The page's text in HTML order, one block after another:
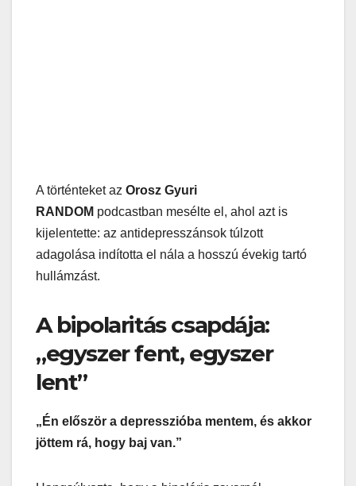
A történteket az Orosz Gyuri
RANDOM podcastban mesélte el, ahol azt is
kijelentette: az antidepresszánsok túlzott
adagolása indította el nála a hosszú évekig tartó
hullámzást.
A bipolaritás csapdája:
„egyszer fent, egyszer
lent”
„Én először a depresszióba mentem, és akkor
jöttem rá, hogy baj van.”